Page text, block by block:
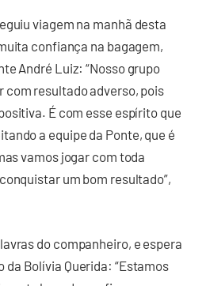
viagem na manhã desta
confiança na bagagem,
André Luiz: “Nosso grupo
com resultado adverso, pois
É com esse espírito que
a equipe da Ponte, que é
vamos jogar com toda
um bom resultado”,
do companheiro, e espera
da Bolívia Querida: “Estamos